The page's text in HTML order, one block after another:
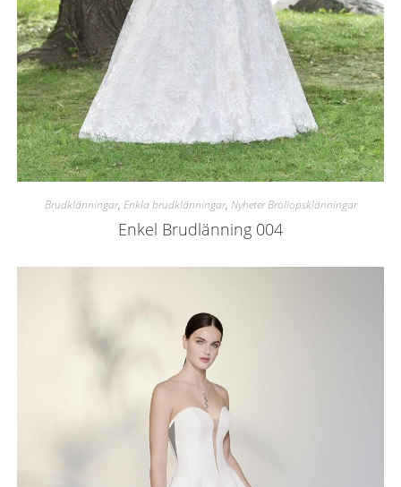
Brudklänningar, Enkla brudklänningar, Nyheter Bröllopsklänningar
Enkel Brudlänning 004